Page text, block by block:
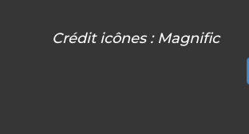
Crédit icônes : Magnific